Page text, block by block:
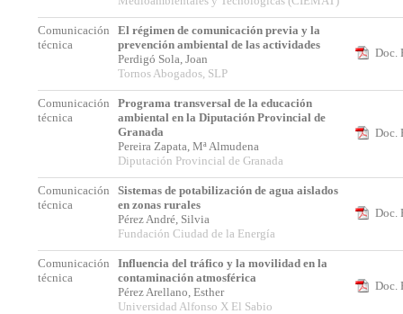
Comunicación
técnica
El régimen de comunicación previa y la
prevención ambiental de las actividades
Perdigó Sola, Joan
Tornos Abogados, SLP
Doc.
Comunicación
técnica
Programa transversal de la educación
ambiental en la Diputación Provincial de
Granada
Pereira Zapata, Mª Almudena
Diputación Provincial de Granada
Doc.
Comunicación
técnica
Sistemas de potabilización de agua aislados
en zonas rurales
Pérez André, Silvia
Fundación Ciudad de la Energía
Doc.
Comunicación
técnica
Influencia del tráfico y la movilidad en la
contaminación atmosférica
Pérez Arellano, Esther
Universidad Alfonso X El Sabio
Doc.